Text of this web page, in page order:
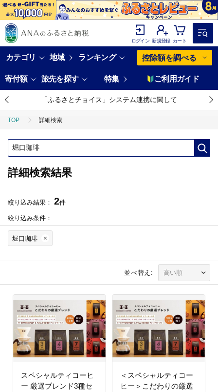
ログイン 新規登録 カート
カテゴリ 地域 ランキング 控除額を調べる
寄付額 旅先を探す 特集 ご利用ガイド
「ふるさとチョイス」システム連携に関して
TOP 詳細検索
詳細検索結果
絞り込み結果： 2件
絞り込み条件：
堀口珈琲
並べ替え:
スペシャルティコーヒ
ー 厳選ブレンド3種セ
＜スペシャルティコー
ヒー＞こだわりの厳選